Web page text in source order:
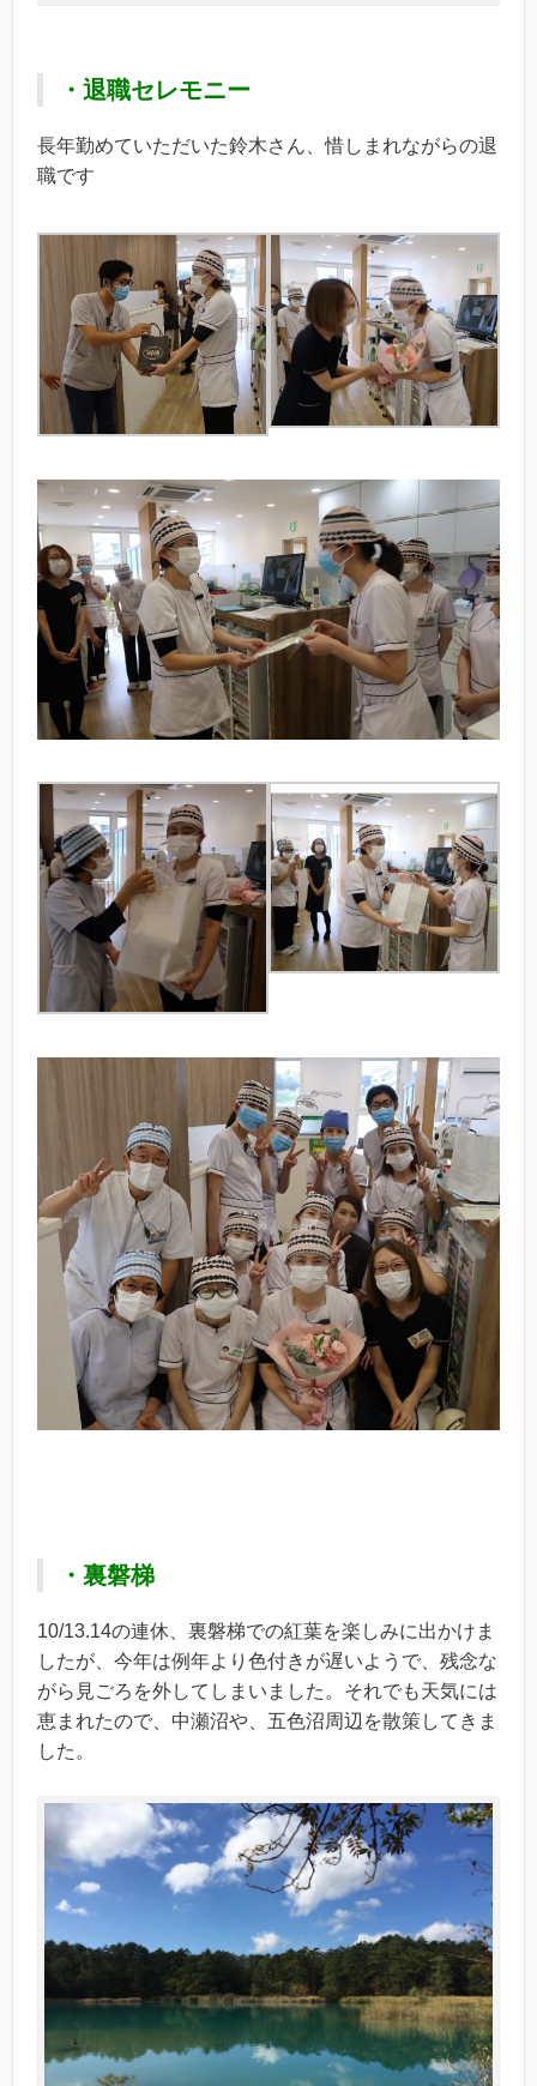
・退職セレモニー
長年勤めていただいた鈴木さん、惜しまれながらの退
職です
・裏磐梯
10/13.14の連休、裏磐梯での紅葉を楽しみに出かけま
したが、今年は例年より色付きが遅いようで、残念な
がら見ごろを外してしまいました。それでも天気には
恵まれたので、中瀬沼や、五色沼周辺を散策してきま
した。